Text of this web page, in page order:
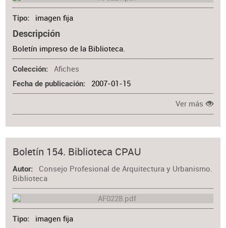
Tipo imagen fija
Descripción
Boletín impreso de la Biblioteca.
Colección Afiches
Fecha de publicación 2007-01-15
Ver más
Boletín 154. Biblioteca CPAU
Autor
Consejo Profesional de Arquitectura y Urbanismo.
Biblioteca
Tipo imagen fija